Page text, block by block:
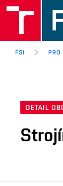
FSI PRO
DETAIL